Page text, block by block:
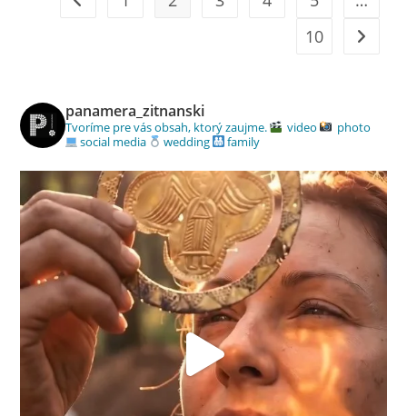
10
panamera_zitnanski
Tvoríme pre vás obsah, ktorý zaujme. video
photo
social media
wedding family